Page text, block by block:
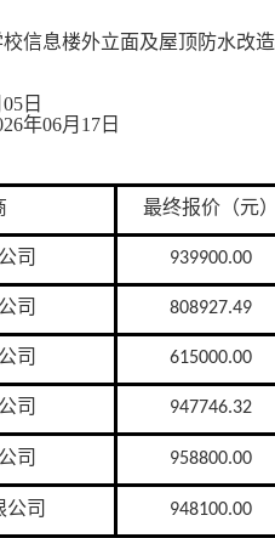
信息楼外立面及屋顶防水改
日
年06月17日
最终报价（元）
司 939900.00
司 808927.49
司 615000.00
司 947746.32
司 958800.00
司 948100.00